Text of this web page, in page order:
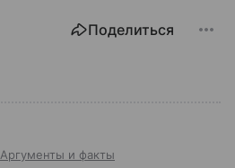
Поделиться
Аргументы и факты